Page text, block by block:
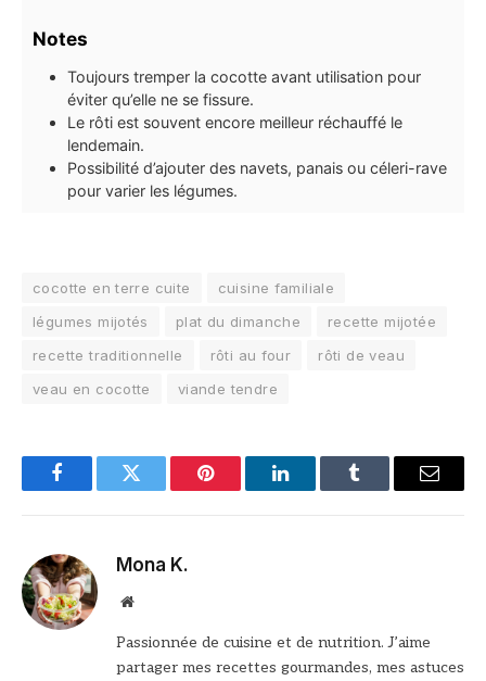
Notes
Toujours tremper la cocotte avant utilisation pour
éviter qu’elle ne se fissure.
Le rôti est souvent encore meilleur réchauffé le
lendemain.
Possibilité d’ajouter des navets, panais ou céleri-rave
pour varier les légumes.
cocotte en terre cuite
cuisine familiale
légumes mijotés
plat du dimanche
recette mijotée
recette traditionnelle
rôti au four
rôti de veau
veau en cocotte
viande tendre
FacebookTwitter Pinterest LinkedInTumblr Email
Mona K.
Site
Passionnée de cuisine et de nutrition. J’aime
partager mes recettes gourmandes, mes astuces